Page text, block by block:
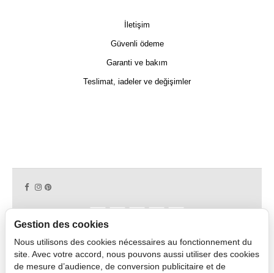
İletişim
Güvenli ödeme
Garanti ve bakım
Teslimat, iadeler ve değişimler
Copyright © 2026 CAPDECO.
Gestion des cookies
Nous utilisons des cookies nécessaires au fonctionnement du
site. Avec votre accord, nous pouvons aussi utiliser des cookies
de mesure d’audience, de conversion publicitaire et de